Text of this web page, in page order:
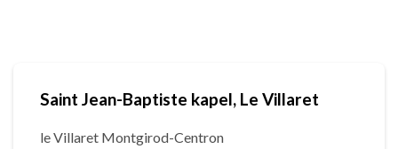
Saint Jean-Baptiste kapel, Le Villaret
le Villaret Montgirod-Centron